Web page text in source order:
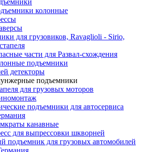
колонные
для грузовиков, Ravaglioli - Sirio,
части для Развал-схождения
подъемники
детекторы
подъемники
для грузовых моторов
подъемники для автосервиса
канавные
для выпрессовки шкворней
подъемник для грузовых автомобилей